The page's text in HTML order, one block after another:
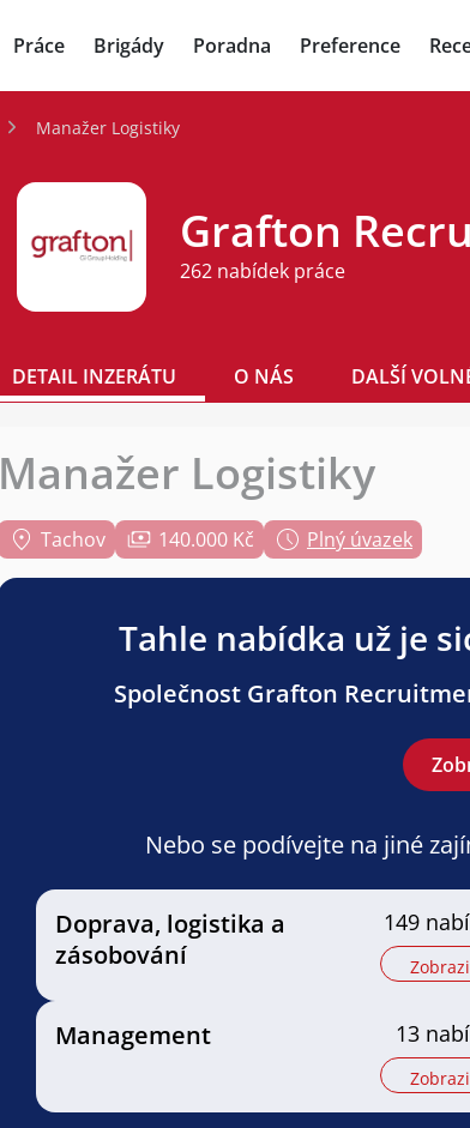
Práce Brigády Poradna Preference
Manažer Logistiky
Grafton
262 nabídek práce
DETAIL INZERÁTU O NÁS DALŠÍ
Manažer Logistiky
Tachov 140.000 Kč Plný úvazek
Tahle nabídka už je
Společnost Grafton
Nebo se podívejte na jiné
Doprava, logistika a
zásobování
149
Management 13